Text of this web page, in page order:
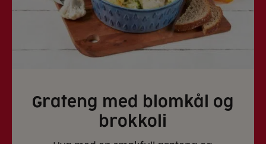
Grateng med blomkål og
brokkoli